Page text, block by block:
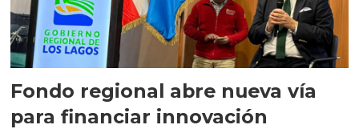
Fondo regional abre nueva vía
para financiar innovación